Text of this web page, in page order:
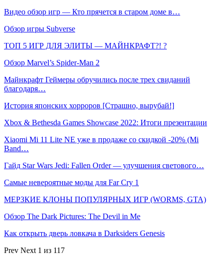
Видео обзор игр — Кто прячется в старом доме в…
Обзор игры Subverse
ТОП 5 ИГР ДЛЯ ЭЛИТЫ — МАЙНКРАФТ?! ?
Обзор Marvel’s Spider-Man 2
Майнкрафт Геймеры обручились после трех свиданий
благодаря…
История японских хорроров [Страшно, вырубай!]
Xbox & Bethesda Games Showcase 2022: Итоги презентации
Xiaomi Mi 11 Lite NE уже в продаже со скидкой -20% (Mi
Band…
Гайд Star Wars Jedi: Fallen Order — улучшения светового…
Самые невероятные моды для Far Cry 1
МЕРЗКИЕ КЛОНЫ ПОПУЛЯРНЫХ ИГР (WORMS, GTA)
Обзор The Dark Pictures: The Devil in Me
Как открыть дверь ловкача в Darksiders Genesis
Prev Next 1 из 117